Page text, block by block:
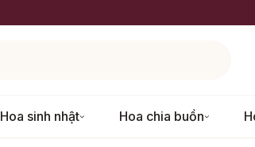
Hoa sinh nhật Hoa chia buồn